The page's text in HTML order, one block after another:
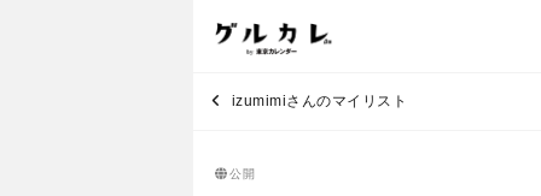
izumimiさんのマイリスト
公開